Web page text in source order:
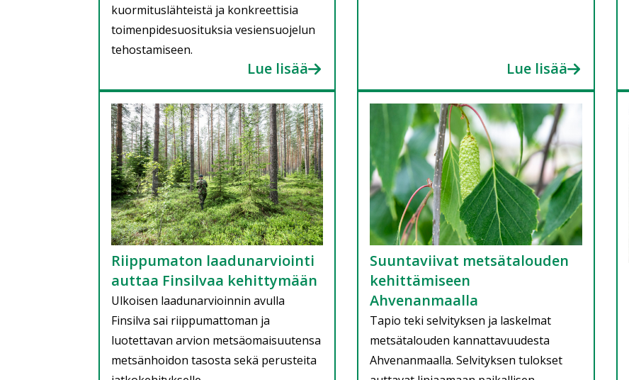
kuormituslähteistä ja konkreettisia
toimenpidesuosituksia vesiensuojelun
tehostamiseen.
Lue lisää Lue lisää
Riippumaton laadunarviointi
auttaa Finsilvaa kehittymään
Ulkoisen laadunarvioinnin avulla
Finsilva sai riippumattoman ja
luotettavan arvion metsäomaisuutensa
metsänhoidon tasosta sekä perusteita
Suuntaviivat metsätalouden
kehittämiseen
Ahvenanmaalla
Tapio teki selvityksen ja laskelmat
metsätalouden kannattavuudesta
Ahvenanmaalla. Selvityksen tulokset